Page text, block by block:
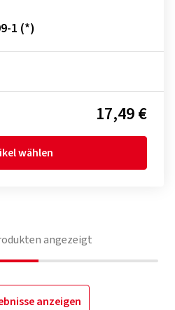
1 (*)
17,49 €
wählen
angezeigt
anzeigen